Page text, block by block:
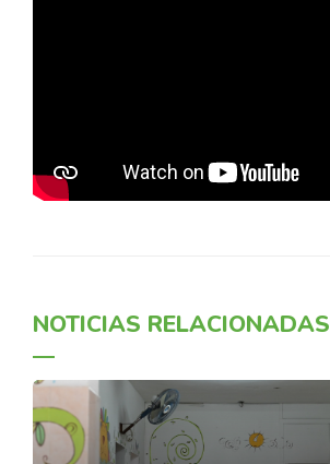
NOTICIAS RELACIONADAS